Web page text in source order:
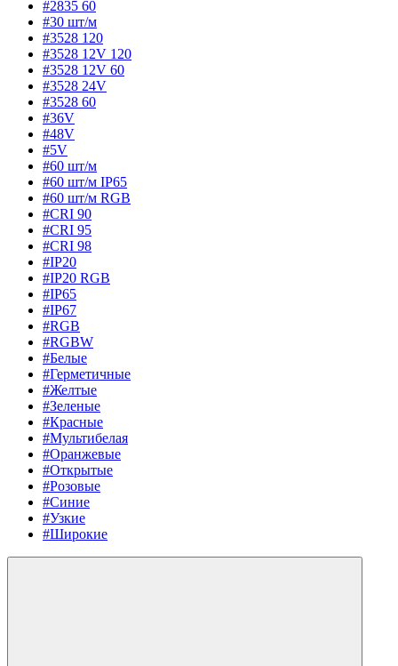
#2835 60
#30 шт/м
#3528 120
#3528 12V 120
#3528 12V 60
#3528 24V
#3528 60
#36V
#48V
#5V
#60 шт/м
#60 шт/м IP65
#60 шт/м RGB
#CRI 90
#CRI 95
#CRI 98
#IP20
#IP20 RGB
#IP65
#IP67
#RGB
#RGBW
#Белые
#Герметичные
#Желтые
#Зеленые
#Красные
#Мультибелая
#Оранжевые
#Открытые
#Розовые
#Синие
#Узкие
#Широкие